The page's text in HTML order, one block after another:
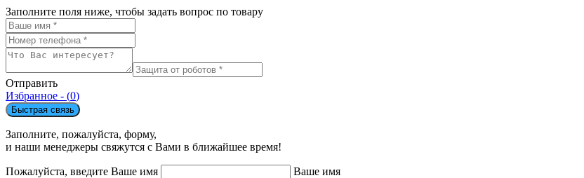
Заполните поля ниже, чтобы задать вопрос по товару
Отправить
Избранное - (0)
Быстрая связь
Заполните, пожалуйста, форму,
и наши менеджеры свяжутся с Вами в ближайшее время!
Пожалуйста, введите Ваше имя
Ваше имя